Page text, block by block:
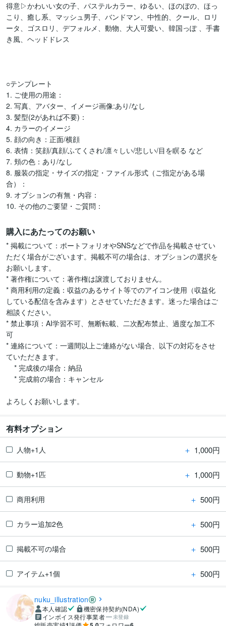
得意▷かわいい女の子、パステルカラー、ゆるい、ほのぼの、ほっ
こり、癒し系、マッシュ男子、バンドマン、中性的、クール、ロリ
ータ、ゴスロリ、デフォルメ、動物、大人可愛い、韓国っぽ 、手書
き風、ヘッドドレス
○テンプレート
1. ご使用の用途：
2. 写真、アバター、イメージ画像:あり/なし
3. 髪型(2があれば不要)：
4. カラーのイメージ
5. 顔の向き：正面/横顔
6. 表情：笑顔/真顔/ふてくされ/凛々しい/悲しい/目を瞑る など
7. 頬の色：あり/なし
8. 服装の指定・サイズの指定・ファイル形式（ご指定がある場
合）：
9. オプションの有無・内容：
購入にあたってのお願い
* 掲載について：ポートフォリオやSNSなどで作品を掲載させてい
ただく場合がございます。掲載不可の場合は、オプションの選択を
お願いします。
* 著作権について：著作権は譲渡しておりません。
* 商用利用の定義：収益のあるサイト等でのアイコン使用（収益化
している配信を含みます）とさせていただきます。迷った場合はご
相談ください。
* 禁止事項：AI学習不可、無断転載、二次配布禁止、過度な加工不
可
* 連絡について：一週間以上ご連絡がない場合、以下の対応をさせ
ていただきます。
有料オプション
人物+1人 ＋ 1,000円
動物+1匹 ＋ 1,000円
商用利用 ＋ 500円
カラー追加2色 ＋ 500円
掲載不可の場合 ＋ 500円
アイテム+1個 ＋ 500円
nuku_illustration
本人確認
機密保持契約(NDA)
インボイス発行事業者
未登録